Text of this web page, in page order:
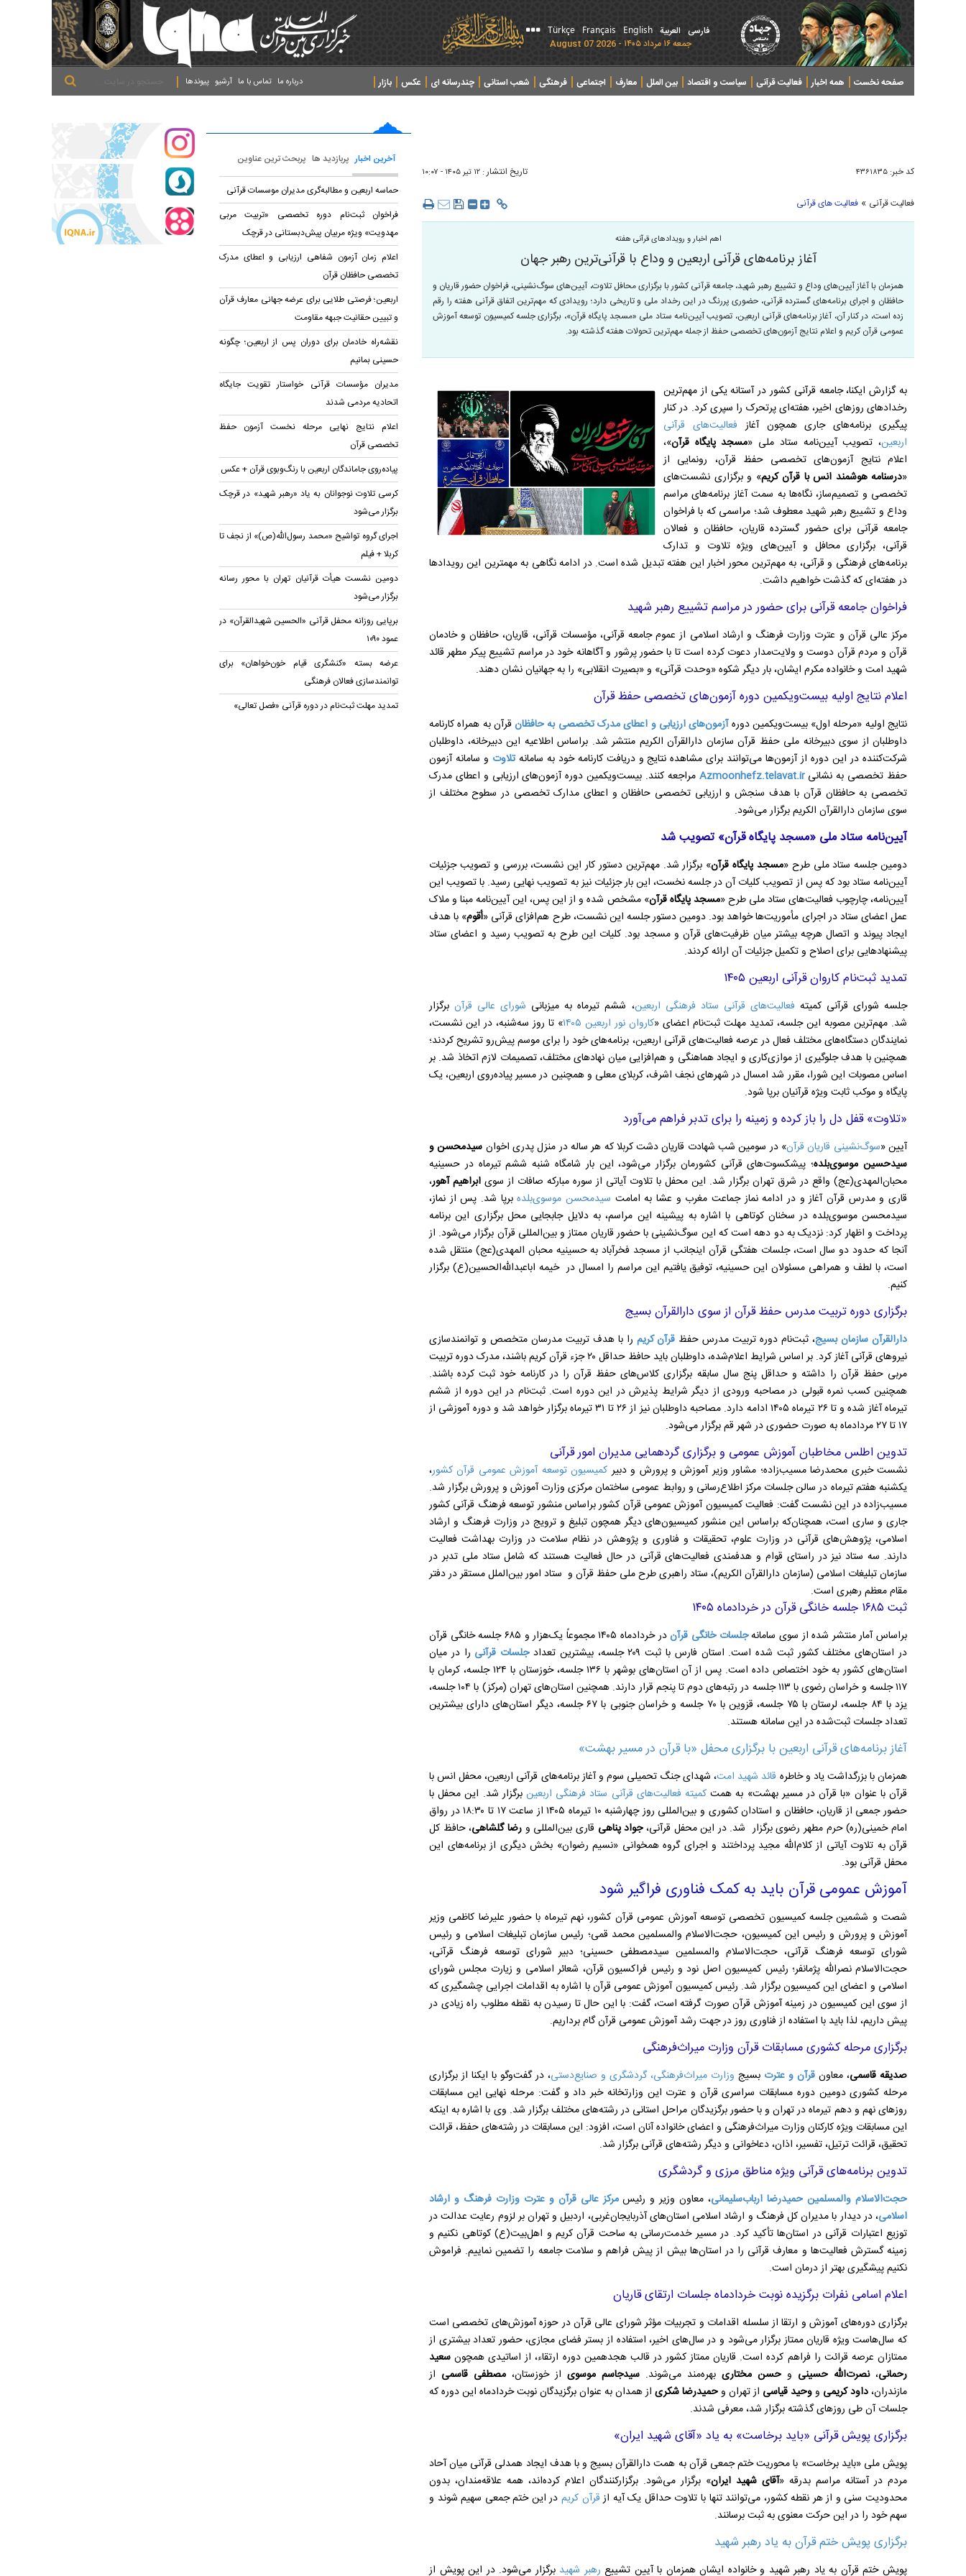
فارسی العربیة English
Français
Türkçe
جمعه ۱۶ مرداد ۱۴۰۵ - 2026 August 07
صفحه نخست همه اخبار فعالیت قرآنی سیاست و اقتصاد بین الملل معارف اجتماعی فرهنگی شعب استانی چندرسانه ای عکس
بازار
پیوندها آرشیو تماس با ما درباره ما
کد خبر: ۴۳۶۱۸۳۵ تاریخ انتشار : ۱۲ تير ۱۴۰۵ - ۱۰:۰۷
فعالیت قرآنی » فعالیت های قرآنی
اهم اخبار و رویدادهای قرآنی هفته
آغاز برنامه‌های قرآنی اربعین و وداع با قرآنی‌ترین رهبر جهان
همزمان با آغاز آیین‌های وداع و تشییع رهبر شهید، جامعه قرآنی کشور با برگزاری محافل تلاوت، آیین‌های سوگ‌نشینی، فراخوان حضور قاریان و
حافظان و اجرای برنامه‌های گسترده قرآنی، حضوری پررنگ در این رخداد ملی و تاریخی دارد؛ رویدادی که مهم‌ترین اتفاق قرآنی هفته را رقم
زده است، در کنار آن، آغاز برنامه‌های قرآنی اربعین، تصویب آیین‌نامه ستاد ملی «مسجد پایگاه قرآن»، برگزاری جلسه کمیسیون توسعه آموزش
عمومی قرآن کریم و اعلام نتایج آزمون‌های تخصصی حفظ از جمله مهم‌ترین تحولات هفته گذشته بود.
به گزارش ایکنا، جامعه قرآنی کشور در آستانه یکی از مهم‌ترین
رخدادهای روزهای اخیر، هفته‌ای پرتحرک را سپری کرد. در کنار
پیگیری برنامه‌های جاری همچون آغاز فعالیت‌های قرآنی
اربعین، تصویب آیین‌نامه ستاد ملی «مسجد پایگاه قرآن»،
اعلام نتایج آزمون‌های تخصصی حفظ قرآن، رونمایی از
«درسنامه هوشمند انس با قرآن کریم» و برگزاری نشست‌های
تخصصی و تصمیم‌ساز، نگاه‌ها به سمت آغاز برنامه‌های مراسم
وداع و تشییع رهبر شهید معطوف شد؛ مراسمی که با فراخوان
جامعه قرآنی برای حضور گسترده قاریان، حافظان و فعالان
قرآنی، برگزاری محافل و آیین‌های ویژه تلاوت و تدارک
برنامه‌های فرهنگی و قرآنی، به مهم‌ترین محور اخبار این هفته تبدیل شده است. در ادامه نگاهی به مهمترین این رویدادها
در هفته‌ای که گذشت خواهیم داشت.
فراخوان جامعه قرآنی برای حضور در مراسم تشییع رهبر شهید
مرکز عالی قرآن و عترت وزارت فرهنگ و ارشاد اسلامی از عموم جامعه قرآنی، مؤسسات قرآنی، قاریان، حافظان و خادمان
قرآن و مردم قرآن دوست و ولایت‌مدار دعوت کرده است تا با حضور پرشور و آگاهانه خود در مراسم تشییع پیکر مطهر قائد
شهید امت و خانواده مکرم ایشان، بار دیگر شکوه «وحدت قرآنی» و «بصیرت انقلابی» را به جهانیان نشان دهند.
اعلام نتایج اولیه بیست‌ویکمین دوره آزمون‌های تخصصی حفظ قرآن
نتایج اولیه «مرحله اول» بیست‌ویکمین دورهآزمون‌های ارزیابی و اعطای مدرک تخصصی به حافظانقرآن به همراه کارنامه
داوطلبان از سوی دبیرخانه ملی حفظ قرآن سازمان دارالقرآن‌ الکریم منتشر شد. براساس اطلاعیه این دبیرخانه، داوطلبان
شرکت‌کننده در این دوره از آزمون‌ها می‌توانند برای مشاهده نتایج و دریافت کارنامه خود به سامانهتلاوت و سامانه آزمون
حفظ تخصصی به نشانیAzmoonhefz.telavat.ir مراجعه کنند. بیست‌ویکمین دوره آزمون‌های ارزیابی و اعطای مدرک
تخصصی به حافظان قرآن با هدف سنجش و ارزیابی تخصصی حافظان و اعطای مدارک تخصصی در سطوح مختلف از
سوی سازمان دارالقرآن الکریم برگزار می‌شود.
آیین‌نامه ستاد ملی «مسجد پایگاه قرآن» تصویب شد
دومین جلسه ستاد ملی طرح «مسجد پایگاه قرآن» برگزار شد. مهم‌ترین دستور کار این نشست، بررسی و تصویب جزئیات
آیین‌نامه ستاد بود که پس از تصویب کلیات آن در جلسه نخست، این بار جزئیات نیز به تصویب نهایی رسید. با تصویب این
آیین‌نامه، چارچوب فعالیت‌های ستاد ملی طرح «مسجد پایگاه قرآن» مشخص شده و از این پس، این آیین‌نامه مبنا و ملاک
عمل اعضای ستاد در اجرای مأموریت‌ها خواهد بود. دومین دستور جلسه این نشست، طرح هم‌افزای قرآنی «أقوم» با هدف
ایجاد پیوند و اتصال هرچه بیشتر میان ظرفیت‌های قرآن و مسجد بود. کلیات این طرح به تصویب رسید و اعضای ستاد
پیشنهادهایی برای اصلاح و تکمیل جزئیات آن ارائه کردند.
تمدید ثبت‌نام کاروان قرآنی اربعین ۱۴۰۵
جلسه شورای قرآنی کمیته فعالیت‌های قرآنی ستاد فرهنگی اربعین، ششم تیرماه به میزبانی شورای عالی قرآنبرگزار
شد. مهم‌ترین مصوبه این جلسه، تمدید مهلت ثبت‌نام اعضای «کاروان نور اربعین ۱۴۰۵
» تا روز سه‌شنبه، در این نشست،
نمایندگان دستگاه‌های مختلف فعال در عرصه فعالیت‌های قرآنی اربعین، برنامه‌های خود را برای موسم پیش‌رو تشریح کردند؛
همچنین با هدف جلوگیری از موازی‌کاری و ایجاد هماهنگی و هم‌افزایی میان نهاد‌های مختلف، تصمیمات لازم اتخاذ شد. بر
اساس مصوبات این شورا، مقرر شد امسال در شهر‌های نجف اشرف، کربلای معلی و همچنین در مسیر پیاده‌روی اربعین، یک
پایگاه و موکب ثابت ویژه قرآنیان برپا شود.
«تلاوت» قفل دل را باز کرده و زمینه را برای تدبر فراهم می‌آورد
آیین «سوگ‌نشینی قاریان قرآن» در سومین شب شهادت قاریان دشت کربلا که هر ساله در منزل پدری اخوان سیدمحسن و
سیدحسین موسوی‌بلده؛ پیشکسوت‌های قرآنی کشورمان برگزار می‌شود، این بار شامگاه شنبه ششم تیرماه در حسینیه
محبان‌المهدی(عج) واقع در شرق تهران برگزار شد. این محفل با تلاوت آیاتی از سوره مبارکه صافات از سوی ابراهیم آهور،
قاری و مدرس قرآن آغاز و در ادامه نماز جماعت مغرب و عشا به امامت سیدمحسن موسوی‌بلدهبرپا شد. پس از نماز،
سیدمحسن موسوی‌بلده در سخنان کوتاهی با اشاره به پیشینه این مراسم، به دلایل جابجایی محل برگزاری این برنامه
پرداخت و اظهار کرد: نزدیک به دو دهه است که این سوگ‌نشینی با حضور قاریان ممتاز و بین‌المللی قرآن برگزار می‌شود. از
آنجا که حدود دو سال است، جلسات هفتگی قرآن اینجانب از مسجد فخرآباد به حسینیه محبان المهدی(عج) منتقل شده
است، با لطف و همراهی مسئولان این حسینیه، توفیق یافتیم این مراسم را امسال در خیمه اباعبدالله‌الحسین(ع) برگزار
کنیم.
برگزاری دوره تربیت مدرس حفظ قرآن از سوی دارالقرآن بسیج
دارالقرآن سازمان بسیج، ثبت‌نام دوره تربیت مدرس حفظ قرآن کریم را با هدف تربیت مدرسان متخصص و توانمندسازی
نیرو‌های قرآنی آغاز کرد. بر اساس شرایط اعلام‌شده، داوطلبان باید حافظ حداقل ۲۰ جزء قرآن کریم باشند، مدرک دوره تربیت
مربی حفظ قرآن را داشته و حداقل پنج سال سابقه برگزاری کلاس‌های حفظ قرآن را در کارنامه خود ثبت کرده باشند.
همچنین کسب نمره قبولی در مصاحبه ورودی از دیگر شرایط پذیرش در این دوره است. ثبت‌نام در این دوره از ششم
تیرماه آغاز شده و تا ۲۶ تیرماه ۱۴۰۵ ادامه دارد. مصاحبه داوطلبان نیز از ۲۶ تا ۳۱ تیرماه برگزار خواهد شد و دوره آموزشی از
۱۷ تا ۲۷ مردادماه به صورت حضوری در شهر قم برگزار می‌شود.
تدوین اطلس مخاطبان آموزش عمومی و برگزاری گردهمایی مدیران امور قرآنی
نشست خبری محمدرضا مسیب‌زاده؛ مشاور وزیر آموزش و پرورش و دبیر کمیسیون توسعه آموزش عمومی قرآن کشور،
یکشنبه هفتم تیرماه در سالن جلسات مرکز اطلاع‌رسانی و روابط عمومی ساختمان مرکزی وزارت آموزش و پرورش برگزار شد.
مسیب‌زاده در این نشست گفت: فعالیت کمیسیون آموزش عمومی قرآن کشور براساس منشور توسعه فرهنگ قرآنی کشور
جاری و ساری است، همچنان‌که براساس این منشور کمیسیون‌های دیگر همچون تبلیغ و ترویج در وزارت فرهنگ و ارشاد
اسلامی، پژوهش‌های قرآنی در وزارت علوم، تحقیقات و فناوری و پژوهش در نظام سلامت در وزارت بهداشت فعالیت
دارند. سه ستاد نیز در راستای قوام و هدفمندی فعالیت‌های قرآنی در حال فعالیت هستند که شامل ستاد ملی تدبر در
سازمان تبلیغات اسلامی (سازمان دارالقرآن‌ الکریم)، ستاد راهبری طرح ملی حفظ قرآن و ستاد امور بین‌الملل مستقر در دفتر
مقام معظم رهبری است.
ثبت ۱۶۸۵ جلسه خانگی قرآن در خردادماه ۱۴۰۵
براساس آمار منتشر شده از سوی سامانهجلسات خانگی قرآن
در خردادماه ۱۴۰۵ مجموعاً یک‌هزار و ۶۸۵ جلسه خانگی قرآن
در استان‌های مختلف کشور ثبت شده است. استان فارس با ثبت ۲۰۹ جلسه، بیشترین تعداد
جلسات قرآنی را در میان
استان‌های کشور به خود اختصاص داده است. پس از آن استان‌های بوشهر با ۱۳۶ جلسه، خوزستان با ۱۲۴ جلسه، کرمان با
۱۱۷ جلسه و خراسان رضوی با ۱۱۳ جلسه در رتبه‌های دوم تا پنجم قرار دارند. همچنین استان‌های تهران (مرکز) با ۱۰۴ جلسه،
یزد با ۸۴ جلسه، لرستان با ۷۵ جلسه، قزوین با ۷۰ جلسه و خراسان جنوبی با ۶۷ جلسه، دیگر استان‌های دارای بیشترین
تعداد جلسات ثبت‌شده در این سامانه هستند.
آغاز برنامه‌های قرآنی اربعین با برگزاری محفل «با قرآن در مسیر بهشت»
همزمان با بزرگداشت یاد و خاطره قائد شهید امت، شهدای جنگ تحمیلی سوم و آغاز برنامه‌های قرآنی اربعین، محفل انس با
قرآن با عنوان «با قرآن در مسیر بهشت» به همت کمیته فعالیت‌های قرآنی ستاد فرهنگی اربعین برگزار شد. این محفل با
حضور جمعی از قاریان، حافظان و استادان کشوری و بین‌المللی روز چهارشنبه ۱۰ تیرماه ۱۴۰۵ از ساعت ۱۷ تا ۱۸:۳۰ در رواق
امام خمینی(ره) حرم مطهر رضوی برگزار شد. در این محفل قرآنی،جواد پناهی قاری بین‌المللی ورضا گلشاهی، حافظ کل
قرآن به تلاوت آیاتی از کلام‌الله مجید پرداختند و اجرای گروه همخوانی «نسیم رضوان» بخش دیگری از برنامه‌های این
محفل قرآنی بود.
آموزش عمومی قرآن باید به کمک فناوری فراگیر شود
شصت و ششمین جلسه کمیسیون تخصصی توسعه آموزش عمومی قرآن کشور، نهم تیرماه با حضور علیرضا کاظمی وزیر
آموزش و پرورش و رئیس این کمیسیون، حجت‌الاسلام والمسلمین محمد قمی؛ رئیس سازمان تبلیغات اسلامی و رئیس
شورای توسعه فرهنگ قرآنی، حجت‌الاسلام والمسلمین سیدمصطفی حسینی؛ دبیر شورای توسعه فرهنگ قرآنی،
حجت‌الاسلام نصرالله پژمانفر؛ رئیس کمیسیون اصل نود و رئیس فراکسیون قرآن، شعائر اسلامی و زیارت مجلس شورای
اسلامی و اعضای این کمیسیون برگزار شد. رئیس کمیسیون آموزش عمومی قرآن با اشاره به اقدامات اجرایی چشمگیری که
از سوی این کمیسیون در زمینه آموزش قرآن صورت گرفته است، گفت: با این حال تا رسیدن به نقطه مطلوب راه زیادی در
پیش داریم، لذا باید با استفاده از فناوری روز در جهت رشد آموزش عمومی قرآن گام برداریم.
برگزاری مرحله کشوری مسابقات قرآن وزارت میراث‌فرهنگی
صدیقه قاسمی، معاون قرآن و عترت بسیج وزارت میراث‌فرهنگی، گردشگری و صنایع‌دستی، در گفت‌و‌گو با ایکنا از برگزاری
مرحله کشوری دومین دوره مسابقات سراسری قرآن و عترت این وزارتخانه خبر داد و گفت: مرحله نهایی این مسابقات
روز‌های نهم و دهم تیرماه در تهران و با حضور برگزیدگان مراحل استانی در رشته‌های مختلف برگزار شد. وی با اشاره به اینکه
این مسابقات ویژه کارکنان وزارت میراث‌فرهنگی و اعضای خانواده آنان است، افزود: این مسابقات در رشته‌های حفظ، قرائت
تحقیق، قرائت ترتیل، تفسیر، اذان، دعاخوانی و دیگر رشته‌های قرآنی برگزار شد.
تدوین برنامه‌های قرآنی ویژه مناطق مرزی و گردشگری
حجت‌الاسلام والمسلمین حمیدرضا ارباب‌سلیمانی، معاون وزیر و رئیسمرکز عالی قرآن و عترت وزارت فرهنگ و ارشاد
اسلامی، در دیدار با مدیران کل فرهنگ و ارشاد اسلامی استان‌های آذربایجان‌غربی، اردبیل و تهران بر لزوم رعایت عدالت در
توزیع اعتبارات قرآنی در استان‌ها تأکید کرد. در مسیر خدمت‌رسانی به ساحت قرآن کریم و اهل‌بیت(ع) کوتاهی نکنیم و
زمینه گسترش فعالیت‌ها و معارف قرآنی را در استان‌ها بیش از پیش فراهم و سلامت جامعه را تضمین نماییم. فراموش
نکنیم پیشگیری بهتر از درمان است.
اعلام اسامی نفرات برگزیده نوبت خردادماه جلسات ارتقای قاریان
برگزاری دوره‌های آموزش و ارتقا از سلسله اقدامات و تجربیات مؤثر شورای عالی قرآن در حوزه آموزش‌های تخصصی است
که سال‌هاست ویژه قاریان ممتاز برگزار می‌شود و در سال‌های اخیر، استفاده از بستر فضای مجازی، حضور تعداد بیشتری از
ممتازان عرصه قرائت را فراهم کرده است. قاریان ممتاز کشور در قالب هجدهمین دوره ارتقاء، از اساتیدی همچون سعید
رحمانی،نصرت‌الله حسینی‌ و حسن مختاری بهره‌مند می‌شوند. سیدجاسم موسوی از خوزستان، مصطفی قاسمی از
مازندران،داود کریمی ووحید قیاسی از تهران وحمیدرضا شکری از همدان به عنوان برگزیدگان نوبت خرداد‌ماه این دوره که
جلسات آن طی روزهای گذشته برگزار شد، معرفی شدند.
برگزاری پویش قرآنی «باید برخاست» به یاد «آقای شهید ایران»
پویش ملی «باید برخاست» با محوریت ختم جمعی قرآن به همت دارالقرآن بسیج و با هدف ایجاد همدلی قرآنی میان آحاد
مردم در آستانه مراسم بدرقه «آقای شهید ایران» برگزار می‌شود. برگزارکنندگان اعلام کرده‌اند، همه علاقه‌مندان، بدون
محدودیت سنی و از هر نقطه کشور، می‌توانند تنها با تلاوت حداقل یک آیه ازقرآن کریم در این ختم جمعی سهیم شوند و
سهم خود را در این حرکت معنوی به ثبت برسانند.
برگزاری پویش ختم قرآن به یاد رهبر شهید
پویش ختم قرآن به یاد رهبر شهید و خانواده ایشان همزمان با آیین تشییع رهبر شهید برگزار می‌شود. در این پویش از
آخرین اخبار پربازدید ها پربحث ترین عناوین
حماسه اربعین و مطالبه‌گری مدیران موسسات قرآنی
فراخوان ثبت‌نام دوره تخصصی «تربیت مربی
مهدویت» ویژه مربیان پیش‌دبستانی در قرچک
اعلام زمان آزمون شفاهی ارزیابی و اعطای مدرک
تخصصی حافظان قرآن
اربعین؛ فرصتی طلایی برای عرضه جهانی معارف قرآن
و تبیین حقانیت جبهه مقاومت
نقشه‌راه خادمان برای دوران پس از اربعین؛ چگونه
حسینی بمانیم
مدیران مؤسسات قرآنی خواستار تقویت جایگاه
اتحادیه‌ مردمی شدند
اعلام نتایج نهایی مرحله نخست آزمون حفظ
تخصصی قرآن
پیاده‌روی جاماندگان اربعین با رنگ‌وبوی قرآن + عکس
کرسی تلاوت نوجوانان به یاد «رهبر شهید» در قرچک
برگزار می‌شود
اجرای گروه تواشیح «محمد رسول‌الله(ص)» از نجف تا
کربلا + فیلم
دومین نشست هیأت قرآنیان تهران با محور رسانه
برگزار می‌شود
برپایی روزانه محفل قرآنی «الحسین شهیدالقرآن» در
عمود ۱۰۹۰
عرضه بسته «کنشگری قیام خون‌خواهان» برای
توانمندسازی فعالان فرهنگی
تمدید مهلت ثبت‌نام در دوره قرآنی «فصل تعالی»